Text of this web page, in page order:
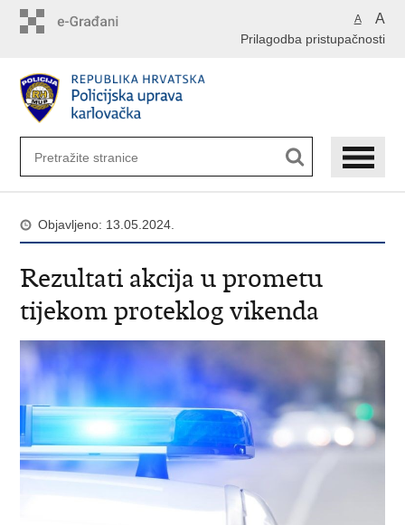
A A
Prilagodba pristupačnosti
Objavljeno: 13.05.2024.
Rezultati akcija u prometu
tijekom proteklog vikenda